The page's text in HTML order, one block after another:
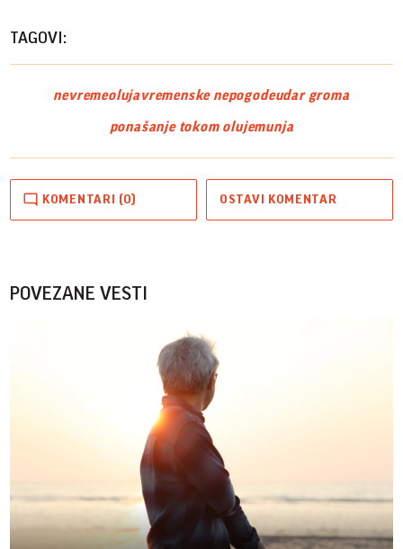
TAGOVI:
nevremeolujavremenske nepogodeudar groma
ponašanje tokom olujemunja
KOMENTARI (0) OSTAVI KOMENTAR
POVEZANE VESTI